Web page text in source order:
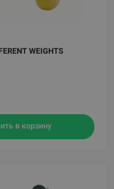
WEIGHTS
в корзину